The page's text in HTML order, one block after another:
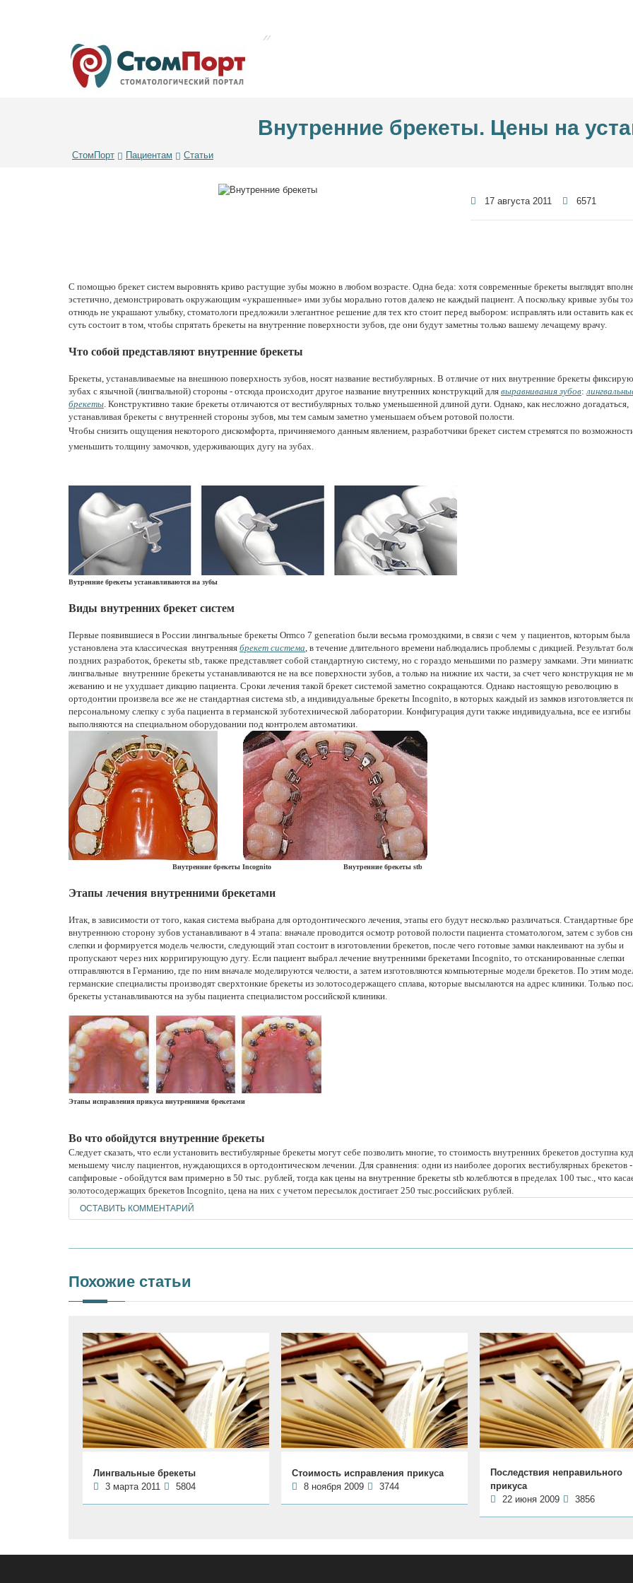
Внутренние брекеты. Цены на
СтомПорт Пациентам Статьи
17 августа 2011 6571
С помощью брекет систем выровнять криво растущие зубы можно в любом возрасте. Одна беда: хотя современные брекеты выглядят
эстетично, демонстрировать окружающим «украшенные» ими зубы морально готов далеко не каждый пациент. А поскольку кривые зубы
отнюдь не украшают улыбку, стоматологи предложили элегантное решение для тех кто стоит перед выбором: исправлять или оставить как
суть состоит в том, чтобы спрятать брекеты на внутренние поверхности зубов, где они будут заметны только вашему лечащему врачу.
Что собой представляют внутренние брекеты
Брекеты, устанавливаемые на внешнюю поверхность зубов, носят название вестибулярных. В отличие от них внутренние брекеты
зубах с язычной (лингвальной) стороны - отсюда происходит другое название внутренних конструкций для выравнивания зубов:
брекеты. Конструктивно такие брекеты отличаются от вестибулярных только уменьшенной длиной дуги. Однако, как несложно догадаться,
устанавливая брекеты с внутренней стороны зубов, мы тем самым заметно уменьшаем объем ротовой полости.
Чтобы снизить ощущения некоторого дискомфорта, причиняемого данным явлением, разработчики брекет систем стремятся по
уменьшить толщину замочков, удерживающих дугу на зубах.
Вутренние брекеты устанавливаются на зубы
Виды внутренних брекет систем
Первые появившиеся в России лингвальные брекеты Ormco 7 generation были весьма громоздкими, в связи с чем у пациентов, которым была
установлена эта классическая внутренняя брекет система, в течение длительного времени наблюдались проблемы с дикцией. Результат
поздних разработок, брекеты stb, также представляет собой стандартную систему, но с гораздо меньшими по размеру замками. Эти
лингвальные внутренние брекеты устанавливаются не на все поверхности зубов, а только на нижние их части, за счет чего конструкция не
жеванию и не ухудшает дикцию пациента. Сроки лечения такой брекет системой заметно сокращаются. Однако настоящую революцию в
ортодонтии произвела все же не стандартная система stb, а индивидуальные брекеты Incognito, в которых каждый из замков изготовляется
персональному слепку с зуба пациента в германской зуботехнической лаборатории. Конфигурация дуги также индивидуальна, все ее изгибы
выполняются на специальном оборудовании под контролем автоматики.
Внутренние брекеты Incognito Внутренние брекеты stb
Этапы лечения внутренними брекетами
Итак, в зависимости от того, какая система выбрана для ортодонтического лечения, этапы его будут несколько различаться. Стандартные
внутреннюю сторону зубов устанавливают в 4 этапа: вначале проводится осмотр ротовой полости пациента стоматологом, затем с зубов
слепки и формируется модель челюсти, следующий этап состоит в изготовлении брекетов, после чего готовые замки наклеивают на зубы и
пропускают через них корригирующую дугу. Если пациент выбрал лечение внутренними брекетами Incognito, то отсканированные слепки
отправляются в Германию, где по ним вначале моделируются челюсти, а затем изготовляются компьютерные модели брекетов. По этим
германские специалисты производят сверхтонкие брекеты из золотосодержащего сплава, которые высылаются на адрес клиники. Только
брекеты устанавливаются на зубы пациента специалистом российской клиники.
Этапы исправления прикуса внутренними брекетами
Во что обойдутся внутренние брекеты
Следует сказать, что если установить вестибулярные брекеты могут себе позволить многие, то стоимость внутренних брекетов доступна
меньшему числу пациентов, нуждающихся в ортодонтическом лечении. Для сравнения: одни из наиболее дорогих вестибулярных брекетов -
сапфировые - обойдутся вам примерно в 50 тыс. рублей, тогда как цены на внутренние брекеты stb колеблются в пределах 100 тыс., что
золотосодержащих брекетов Incognito, цена на них с учетом пересылок достигает 250 тыс.российских рублей.
ОСТАВИТЬ КОММЕНТАРИЙ
Похожие статьи
Лингвальные брекеты
3 марта 2011
5804
Стоимость исправления прикуса
8 ноября 2009
3744
Последствия неправильного
прикуса
22 июня 2009
3856